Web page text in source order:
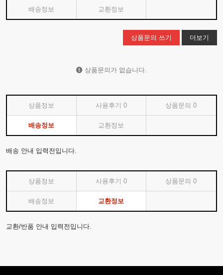
배송정보 교환정보
상품문의 쓰기 더보기
상품문의가 없습니다.
상품정보 사용후기 0 상품문의0
배송정보 교환정보
배송 안내 입력전입니다.
상품정보 사용후기 0 상품문의0
배송정보 교환정보
교환/반품 안내 입력전입니다.